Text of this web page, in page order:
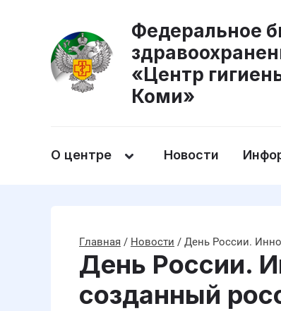
Федеральное
«Центр
Коми»
О центре Новости
Главная / Новости / День России.
День России.
созданный